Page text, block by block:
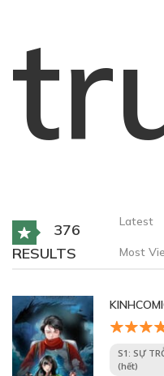
376
RESULTS
Latest
Most
S1: SỰ
(hết)